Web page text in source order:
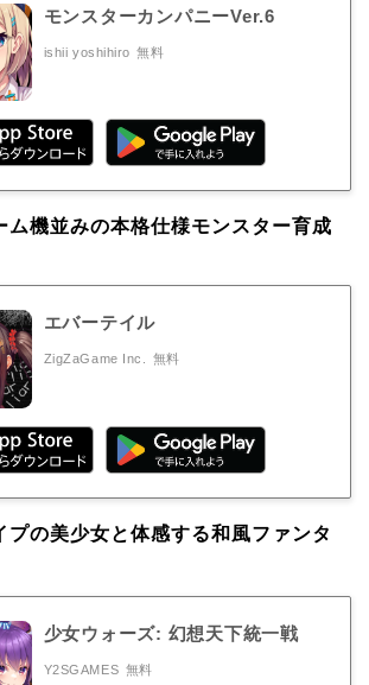
モンスターカンパニーVer.6
ishii yoshihiro 無料
ム機並みの本格仕様モンスター育成
エバーテイル
ZigZaGame Inc. 無料
プの美少女と体感する和風ファンタ
少女ウォーズ: 幻想天下統一戦
Y2SGAMES 無料